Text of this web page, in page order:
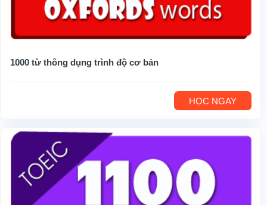
1000 từ thông dụng trình độ cơ bản
HỌC NGAY